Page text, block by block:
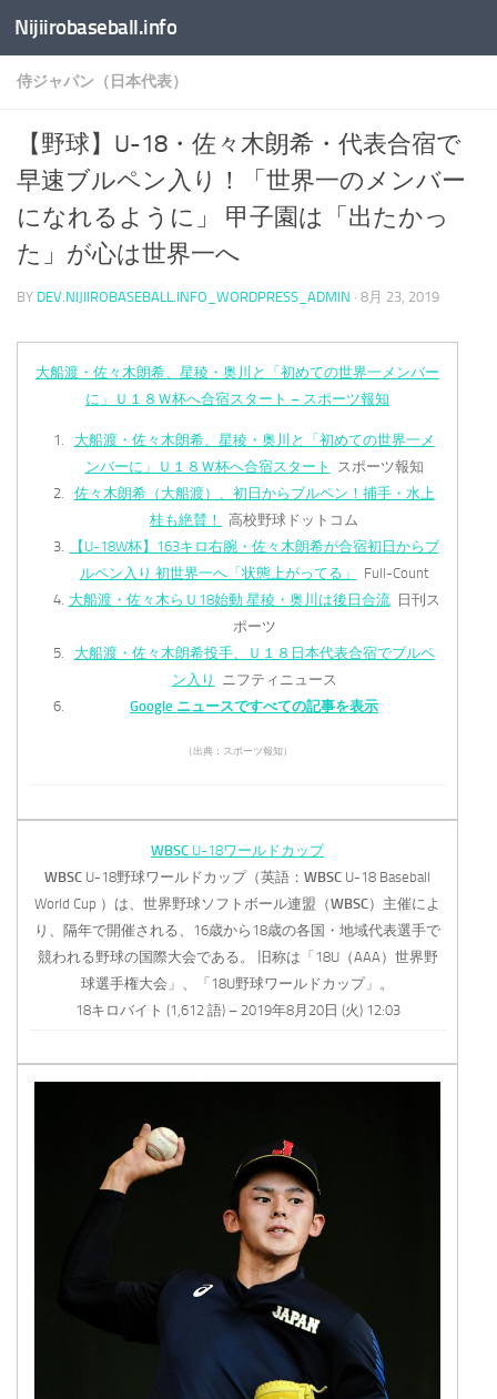
コンテンツへスキップ
Nijiirobaseball.info
侍ジャパン（日本代表）
【野球】U-18・佐々木朗希・代表合宿で
早速ブルペン入り！「世界一のメンバー
になれるように」 甲子園は「出たかっ
た」が心は世界一へ
BY DEV.NIJIIROBASEBALL.INFO_WORDPRESS_ADMIN · 8月 23, 2019
大船渡・佐々木朗希、星稜・奥川と「初めての世界一メンバー
に」Ｕ１８Ｗ杯へ合宿スタート – スポーツ報知
大船渡・佐々木朗希、星稜・奥川と「初めての世界一メ
ンバーに」Ｕ１８Ｗ杯へ合宿スタート
スポーツ報知
佐々木朗希（大船渡）、初日からブルペン！捕手・水上
桂も絶賛！
高校野球ドットコム
【U-18W杯】163キロ右腕・佐々木朗希が合宿初日からブ
ルペン入り 初世界一へ「状態上がってる」
Full-Count
大船渡・佐々木らＵ18始動 星稜・奥川は後日合流
日刊ス
ポーツ
大船渡・佐々木朗希投手、Ｕ１８日本代表合宿でブルペ
ン入り
ニフティニュース
Google ニュースですべての記事を表示
（出典：スポーツ報知）
WBSC U-18ワールドカップ
WBSC U-18野球ワールドカップ（英語： WBSC U-18 Baseball
World Cup ）は、世界野球ソフトボール連盟（WBSC）主催によ
り、隔年で開催される、16歳から18歳の各国・地域代表選手で
競われる野球の国際大会である。 旧称は「18U（AAA）世界野
球選手権大会」、「18U野球ワールドカップ」。
18キロバイト (1,612 語) – 2019年8月20日 (火) 12:03